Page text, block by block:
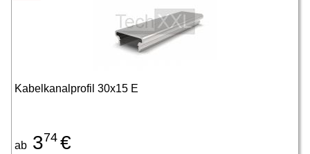
Kabelkanalprofil 30x15 E
ab 374 €